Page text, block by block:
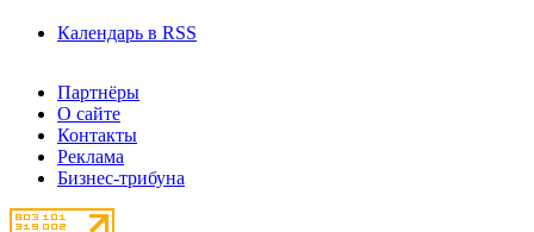
Календарь в RSS
Партнёры
О сайте
Контакты
Реклама
Бизнес-трибуна